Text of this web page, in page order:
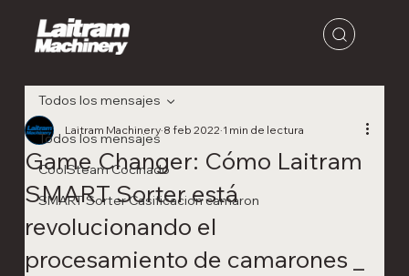
Todos los mensajes
CoolSteam Cocinado
SMART Sorter Casificacion camaron
Todos los mensajes
Game Changer: Cómo Laitram
SMART Sorter está
revolucionando el
procesamiento de camarones _
Laitram Machinery 8 feb 2022 1 min de lectura